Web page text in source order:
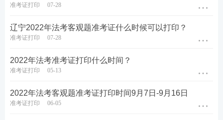
准考证打印 07-28
辽宁2022年法考客观题准考证什么时候可以打印？
准考证打印 07-28
2022年法考准考证打印什么时间？
准考证打印 05-13
2022年法考客观题准考证打印时间9月7日-9月16日
准考证打印 06-05